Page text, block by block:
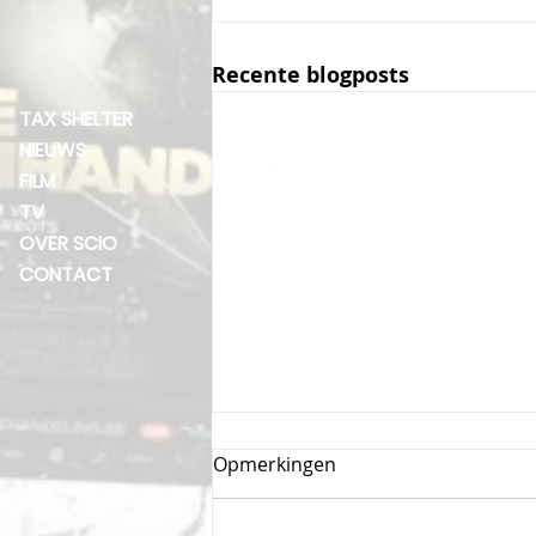
Recente blogposts
Opmerkingen
TAX SHELTER
NIEUWS
FILM
TV
OVER SCIO
CONTACT